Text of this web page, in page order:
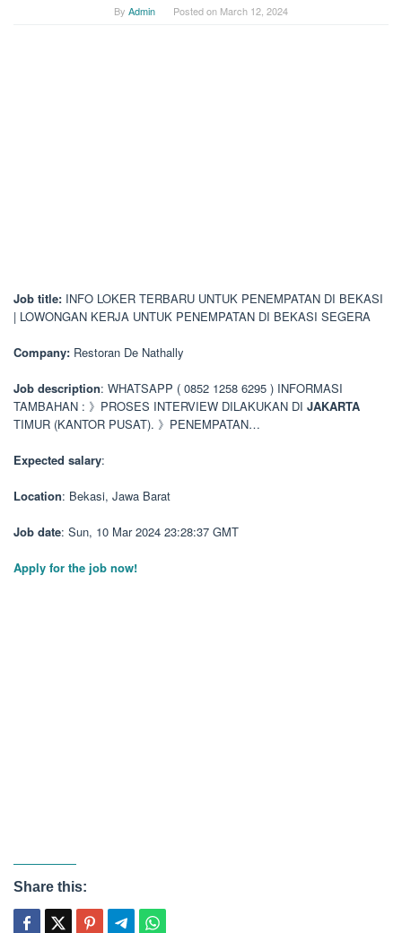
By Admin Posted on March 12, 2024
Job title: INFO LOKER TERBARU UNTUK PENEMPATAN DI BEKASI
| LOWONGAN KERJA UNTUK PENEMPATAN DI BEKASI SEGERA
Company: Restoran De Nathally
Job description: WHATSAPP ( 0852 1258 6295 ) INFORMASI
TAMBAHAN : 》PROSES INTERVIEW DILAKUKAN DI JAKARTA
TIMUR (KANTOR PUSAT). 》PENEMPATAN…
Expected salary:
Location: Bekasi, Jawa Barat
Job date: Sun, 10 Mar 2024 23:28:37 GMT
Apply for the job now!
Share this: